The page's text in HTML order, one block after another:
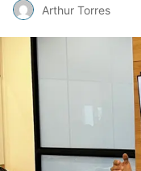
Arthur Torres